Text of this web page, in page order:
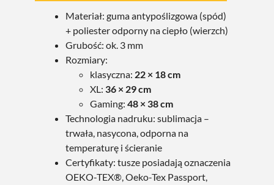
Materiał: guma antypoślizgowa (spód)
+ poliester odporny na ciepło (wierzch)
Grubość: ok. 3 mm
Rozmiary:
klasyczna: 22 × 18 cm
XL: 36 × 29 cm
Gaming:48 × 38 cm
Technologia nadruku: sublimacja –
trwała, nasycona, odporna na
temperaturę i ścieranie
Certyfikaty: tusze posiadają oznaczenia
OEKO-TEX®, Oeko-Tex Passport,